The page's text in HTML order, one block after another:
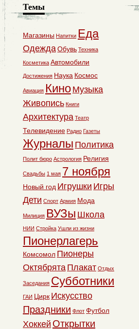
Темы
Магазины Напитки Еда
ОдеждаОбувь Техника
Косметика Автомобили
Достижения Наука Космос
Авиация Кино Музыка
Живопись Книги
Архитектура Театр
Телевидение Радио Газеты
Журналы Политика
Полит бюро Астрология Религия
Свадьбы 1 мая 7 ноября
Новый год Игрушки Игры
Дети Спорт Армия Мода
Милиция ВУЗы Школа
НИИ Стройка Ушли из жизни
Пионерлагерь
Комсомол Пионеры
Октябрята Плакат Отдых
Заседания Субботники
ГАИ Цирк Искусство
Праздники Флот Футбол
Хоккей Открытки